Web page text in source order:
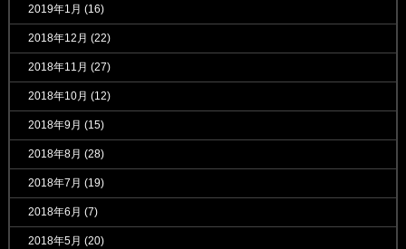
2019年1月 (16)
2018年12月 (22)
2018年11月 (27)
2018年10月 (12)
2018年9月 (15)
2018年8月 (28)
2018年7月 (19)
2018年6月 (7)
2018年5月 (20)